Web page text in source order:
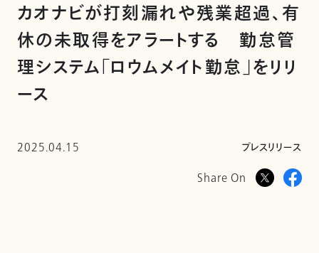
カオナビが打刻漏れや残業超過、有
休の未取得をアラートする 勤怠管
理システム「ロウムメイト勤怠」をリリ
ース
2025.04.15 プレスリリース
Share On